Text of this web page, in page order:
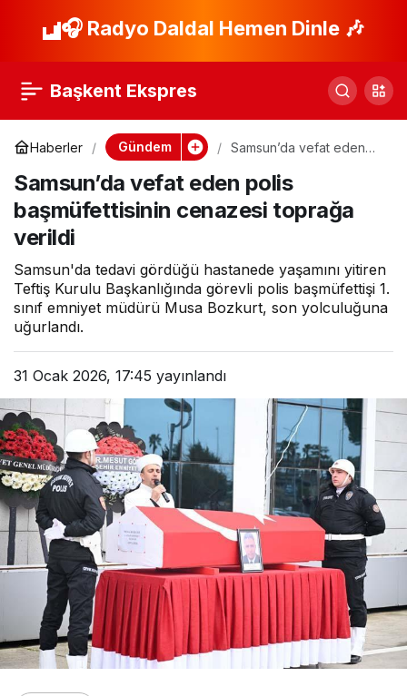
🎧 Radyo Daldal Hemen Dinle 🎶
Başkent Ekspres
Haberler Gündem
Samsun’da vefat eden
cenazesi toprağa verildi
Samsun’da vefat eden polis
başmüfettisinin cenazesi toprağa
verildi
Samsun'da tedavi gördüğü hastanede yaşamını yitiren
Teftiş Kurulu Başkanlığında görevli polis başmüfettişi 1.
sınıf emniyet müdürü Musa Bozkurt, son yolculuğuna
uğurlandı.
31 Ocak 2026, 17:45 yayınlandı
‘Suriye Raporu:
ve Çözümler’ başlıklı
rapor kamuoyuyla
paylaşıldı
Paylaş